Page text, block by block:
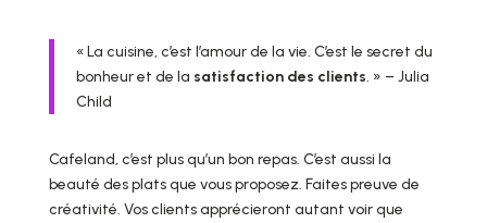
« La cuisine, c’est l’amour de la vie. C’est le secret du
bonheur et de la satisfaction des clients. » – Julia
Child
Cafeland, c’est plus qu’un bon repas. C’est aussi la
beauté des plats que vous proposez. Faites preuve de
créativité. Vos clients apprécieront autant voir que